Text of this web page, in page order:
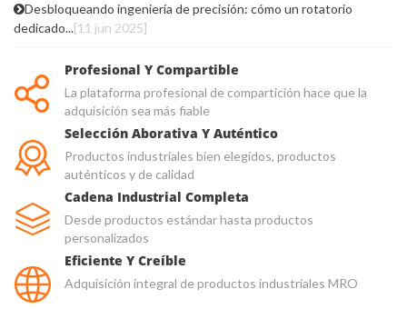
Desbloqueando ingeniería de precisión: cómo un rotatorio
dedicado...[11 jun 2025]
Profesional Y Compartible
La plataforma profesional de compartición hace que la
adquisición sea más fiable
Selección Aborativa Y Auténtico
Productos industriales bien elegidos, productos
auténticos y de calidad
Cadena Industrial Completa
Desde productos estándar hasta productos
personalizados
Eficiente Y Creíble
Adquisición integral de productos industriales MRO